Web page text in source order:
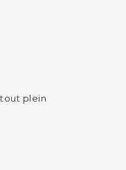
tout plein